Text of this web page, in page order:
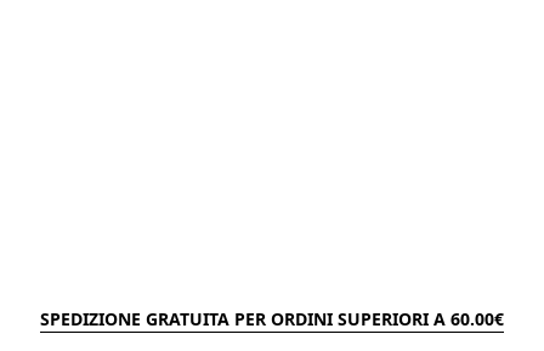
SPEDIZIONE GRATUITA PER ORDINI SUPERIORI A 60.00€